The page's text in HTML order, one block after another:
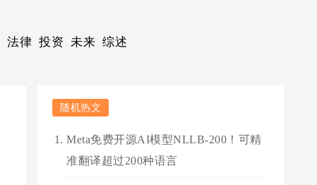
法律 投资 未来 综述
随机热文
Meta免费开源AI模型NLLB-200！可精
准翻译超过200种语言